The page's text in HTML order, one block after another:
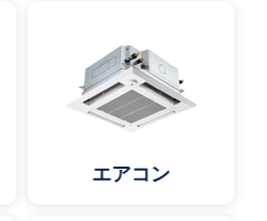
エアコン